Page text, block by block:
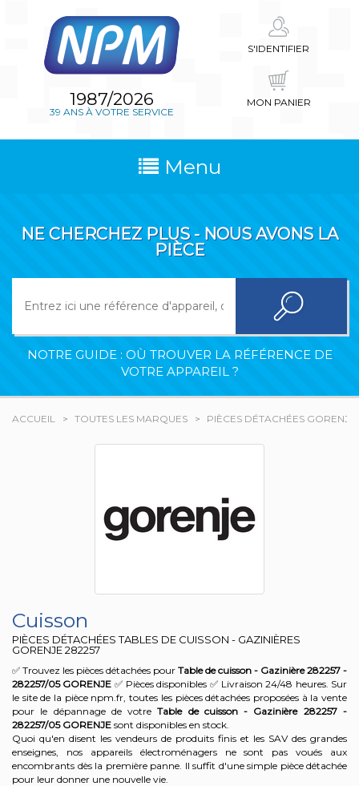
1987/2026
39 ANS À VOTRE SERVICE
S'IDENTIFIER
MON PANIER
Menu
NE CHERCHEZ PLUS - NOUS AVONS LA
PIÈCE
NOTRE GUIDE : OÙ TROUVER LA RÉFÉRENCE DE
VOTRE APPAREIL ?
ACCUEIL TOUTES LES MARQUES PIÈCES DÉTACHÉES GORENJE
Cuisson
PIÈCES DÉTACHÉES TABLES DE CUISSON - GAZINIÈRES
GORENJE282257
✅ Trouvez les pièces détachées pour Table de cuisson - Gazinière 282257 -
282257/05 GORENJE ✅ Pièces disponibles ✅ Livraison 24/48 heures. Sur
le site de la pièce npm.fr, toutes les pièces détachées proposées à la vente
pour le dépannage de votreTable de cuisson - Gazinière 282257 -
282257/05 GORENJE sont disponibles en stock.
Quoi qu'en disent les vendeurs de produits finis et les SAV des grandes
enseignes, nos appareils électroménagers ne sont pas voués aux
encombrants dès la première panne. Il suffit d'une simple pièce détachée
pour leur donner une nouvelle vie.